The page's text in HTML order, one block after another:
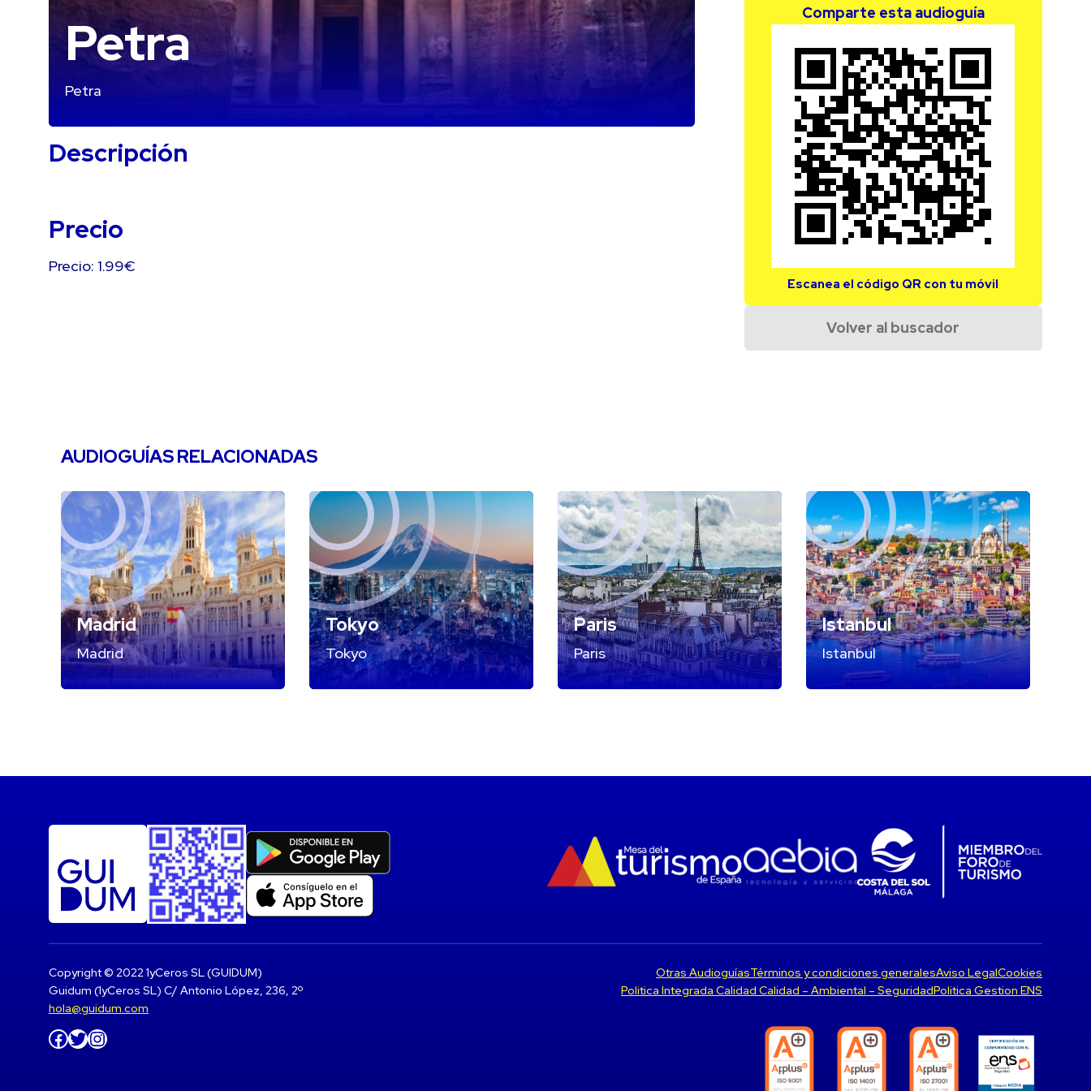
Petra
Petra
Descripción
Precio
Precio: 1.99€
Comparte esta audioguía
Escanea el código QR con tu móvil
Volver al buscador
AUDIOGUÍAS RELACIONADAS
Madrid
Madrid
Tokyo
Tokyo
Paris
Paris
Istanbul
Istanbul
Copyright © 2022 1yCeros SL (GUIDUM)
Guidum (1yCeros SL) C/ Antonio López, 236, 2º
hola@guidum.com
Facebook Twitter Instagram
Otras AudioguíasTérminos y condiciones generalesAviso LegalCookies
Politica Integrada Calidad Calidad – Ambiental – SeguridadPolitica Gestion ENS